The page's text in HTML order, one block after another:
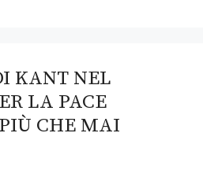
KANT NEL
LA PACE
CHE MAI